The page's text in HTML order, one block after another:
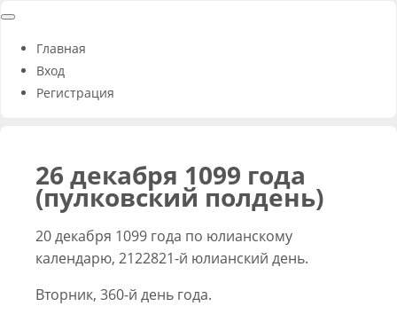
Главная
Вход
Регистрация
26 декабря 1099 года
(пулковский полдень)
20 декабря 1099 года по юлианскому
календарю, 2122821-й юлианский день.
Вторник, 360-й день года.